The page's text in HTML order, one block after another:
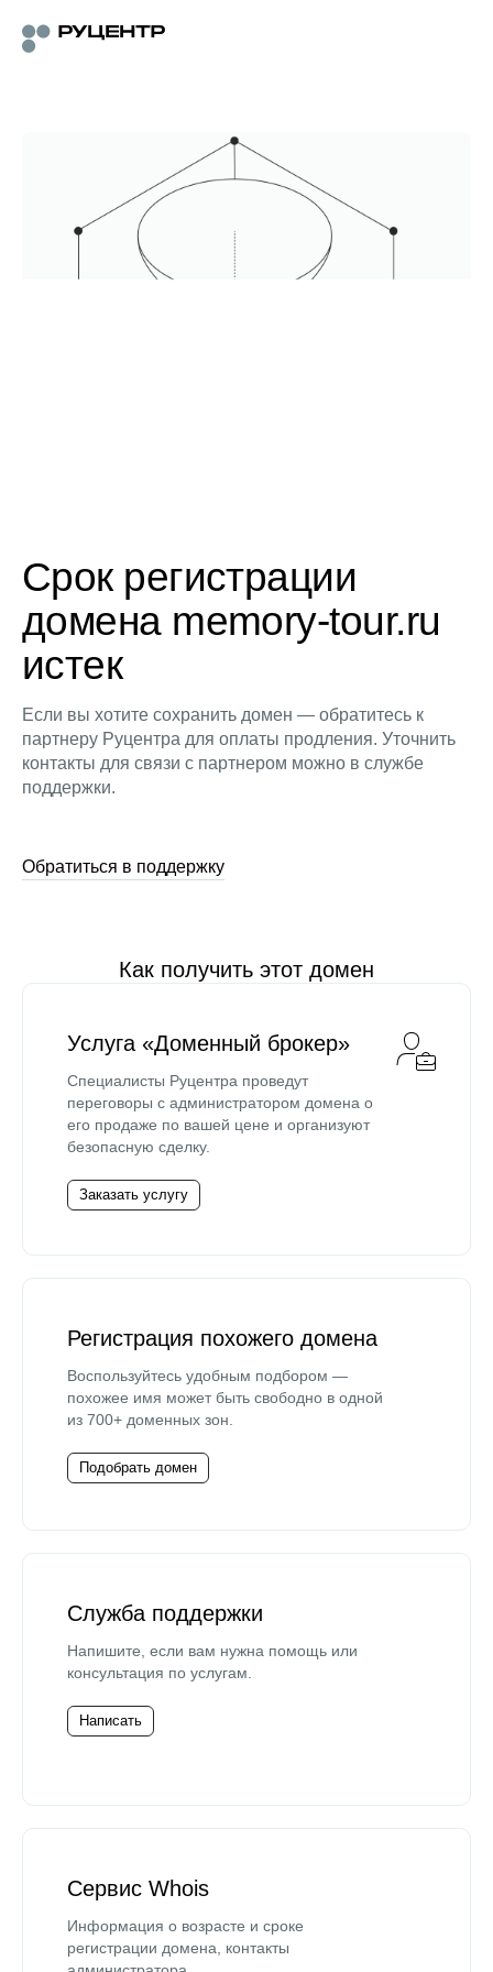
Срок регистрации
домена memory-tour.ru
истек
Если вы хотите сохранить домен — обратитесь к
партнеру Руцентра для оплаты продления. Уточнить
контакты для связи с партнером можно в службе
поддержки.
Обратиться в поддержку
Как получить этот домен
Услуга «Доменный брокер»
Специалисты Руцентра проведут
переговоры с администратором домена о
его продаже по вашей цене и организуют
безопасную сделку.
Заказать услугу
Регистрация похожего домена
Воспользуйтесь удобным подбором —
похожее имя может быть свободно в одной
из 700+ доменных зон.
Подобрать домен
Служба поддержки
Напишите, если вам нужна помощь или
консультация по услугам.
Написать
Сервис Whois
Информация о возрасте и сроке
регистрации домена, контакты